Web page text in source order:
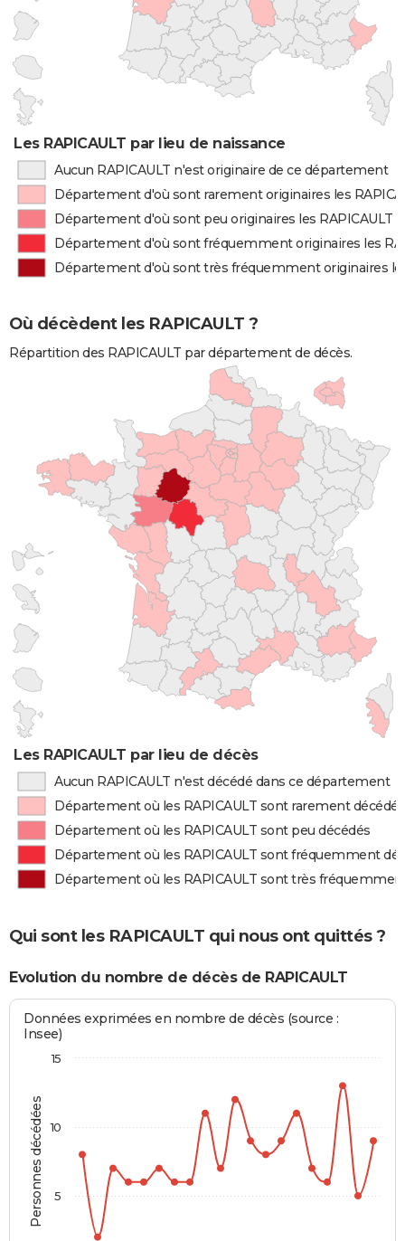
Les RAPICAULT par lieu de naissance
Aucun RAPICAULT n'est originaire de ce département
Département d'où sont rarement originaires les
Département d'où sont peu originaires les RAPICAULT
Département d'où sont fréquemment originaires les
Département d'où sont très fréquemment originaires
Où décèdent les RAPICAULT ?
Répartition des RAPICAULT par département de décès.
Les RAPICAULT par lieu de décès
Aucun RAPICAULT n'est décédé dans ce département
Département où les RAPICAULT sont rarement décédés
Département où les RAPICAULT sont peu décédés
Département où les RAPICAULT sont fréquemment
Département où les RAPICAULT sont très
Qui sont les RAPICAULT qui nous ont quittés ?
Evolution du nombre de décès de RAPICAULT
Personnes décédées
Données exprimées en nombre de décès (source :
Insee)
5
10
15